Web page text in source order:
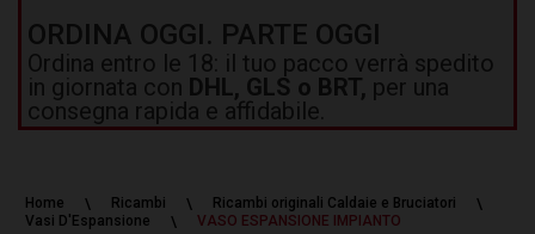
ORDINA OGGI. PARTE OGGI
Ordina entro le 18: il tuo pacco verrà spedito
in giornata con DHL, GLS o BRT, per una
consegna rapida e affidabile.
Home Ricambi
Ricambi originali Caldaie e Bruciatori
Vasi D'Espansione
VASO ESPANSIONE IMPIANTO